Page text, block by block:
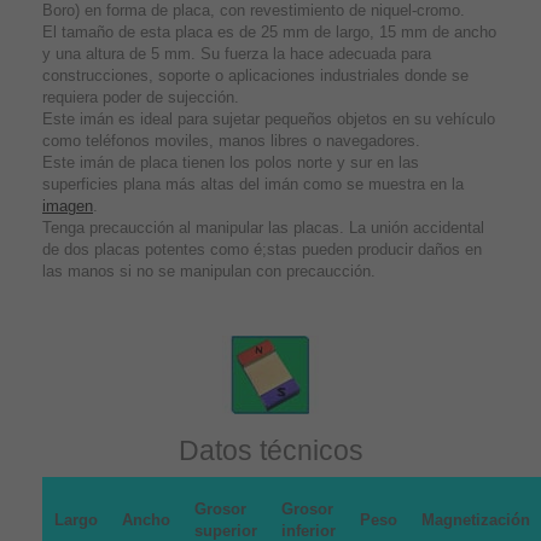
Boro) en forma de placa, con revestimiento de niquel-cromo.
El tamaño de esta placa es de 25 mm de largo, 15 mm de ancho
y una altura de 5 mm. Su fuerza la hace adecuada para
construcciones, soporte o aplicaciones industriales donde se
requiera poder de sujección.
Este imán es ideal para sujetar pequeños objetos en su vehículo
como teléfonos moviles, manos libres o navegadores.
Este imán de placa tienen los polos norte y sur en las
superficies plana más altas del imán como se muestra en la
imagen.
Tenga precaucción al manipular las placas. La unión accidental
de dos placas potentes como é;stas pueden producir daños en
las manos si no se manipulan con precaucción.
Datos técnicos
Largo Ancho
Grosor
superior
Grosor
inferior
Peso Magnetización